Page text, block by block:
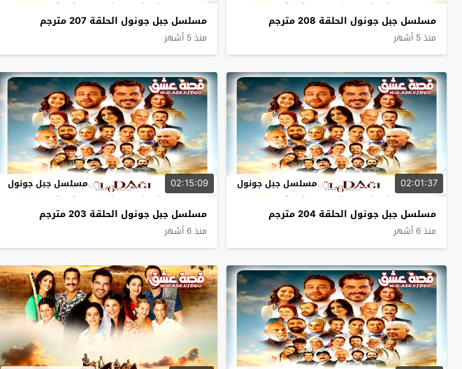
مسلسل جبل جونول الحلقة 208 مترجم
منذ 5 أشهر
مسلسل جبل جونول الحلقة 207 مترجم
منذ 5 أشهر
02:01:37 مسلسل جبل جونول
مسلسل جبل جونول الحلقة 204 مترجم
منذ 6 أشهر
02:15:09 مسلسل جبل جونول
مسلسل جبل جونول الحلقة 203 مترجم
منذ 6 أشهر